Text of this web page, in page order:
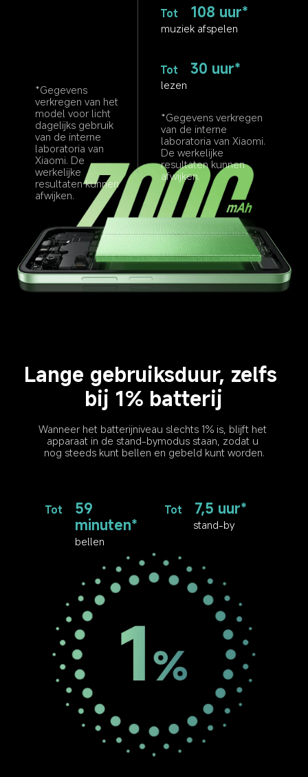
*Gegevens
verkregen van het
model voor licht
dagelijks gebruik
van de interne
laboratoria van
Xiaomi. De
werkelijke
resultaten kunnen
afwijken.
Tot 108 uur*
muziek afspelen
Tot 30 uur*
lezen
*Gegevens verkregen
van de interne
laboratoria van Xiaomi.
De werkelijke
resultaten kunnen
afwijken.
Lange gebruiksduur, zelfs
bij 1% batterij
Wanneer het batterijniveau slechts 1% is, blijft het
apparaat in de stand-bymodus staan, zodat u
nog steeds kunt bellen en gebeld kunt worden.
Tot
59
minuten*
bellen
Tot 7,5 uur*
stand-by